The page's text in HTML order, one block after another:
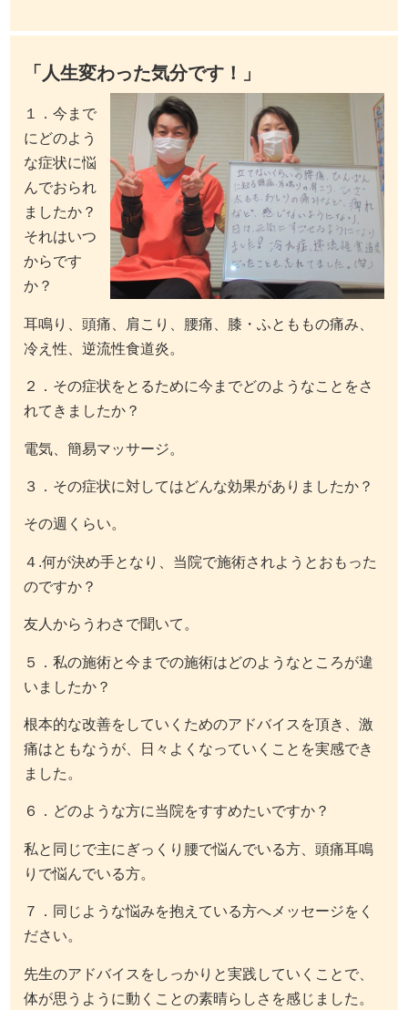
「人生変わった気分です！」
１．今まで
にどのよう
な症状に悩
んでおられ
ましたか？
それはいつ
からです
か？
耳鳴り、頭痛、肩こり、腰痛、膝・ふとももの痛み、
冷え性、逆流性食道炎。
２．その症状をとるために今までどのようなことをさ
れてきましたか？
電気、簡易マッサージ。
３．その症状に対してはどんな効果がありましたか？
その週くらい。
４.何が決め手となり、当院で施術されようとおもった
のですか？
友人からうわさで聞いて。
５．私の施術と今までの施術はどのようなところが違
いましたか？
根本的な改善をしていくためのアドバイスを頂き、激
痛はともなうが、日々よくなっていくことを実感でき
ました。
６．どのような方に当院をすすめたいですか？
私と同じで主にぎっくり腰で悩んでいる方、頭痛耳鳴
りで悩んでいる方。
７．同じような悩みを抱えている方へメッセージをく
ださい。
先生のアドバイスをしっかりと実践していくことで、
体が思うように動くことの素晴らしさを感じました。